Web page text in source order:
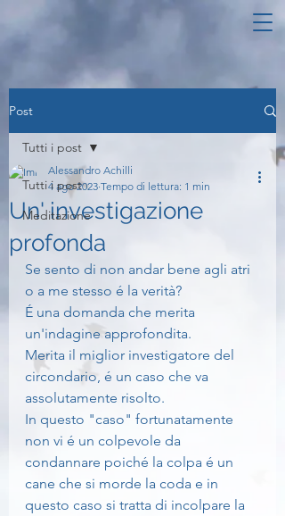
Post
Tutti i post
Meditazione
Tutti i post
Un' investigazione
profonda
Alessandro Achilli
4 ago 2023 Tempo di lettura: 1 min
Se sento di non andar bene agli atri
o a me stesso é la verità?
É una domanda che merita
un'indagine approfondita.
Merita il miglior investigatore del
circondario, é un caso che va
assolutamente risolto.
In questo "caso" fortunatamente
non vi é un colpevole da
condannare poiché la colpa é un
cane che si morde la coda e in
questo caso si tratta di incolpare la